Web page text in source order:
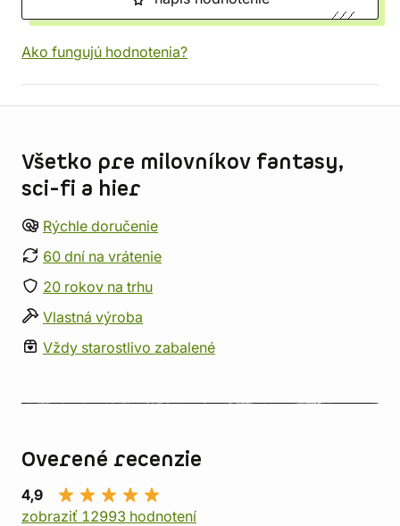
Ako fungujú hodnotenia?
Všetko pre milovníkov fantasy,
sci-fi a hier
Rýchle doručenie
60 dní na vrátenie
20 rokov na trhu
Vlastná výroba
Vždy starostlivo zabalené
Overené recenzie
4,9
zobraziť 12993 hodnotení